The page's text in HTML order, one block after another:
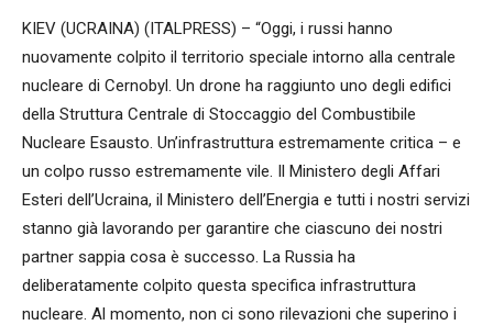
KIEV (UCRAINA) (ITALPRESS) – “Oggi, i russi hanno
nuovamente colpito il territorio speciale intorno alla centrale
nucleare di Cernobyl. Un drone ha raggiunto uno degli edifici
della Struttura Centrale di Stoccaggio del Combustibile
Nucleare Esausto. Un’infrastruttura estremamente critica – e
un colpo russo estremamente vile. Il Ministero degli Affari
Esteri dell’Ucraina, il Ministero dell’Energia e tutti i nostri servizi
stanno già lavorando per garantire che ciascuno dei nostri
partner sappia cosa è successo. La Russia ha
deliberatamente colpito questa specifica infrastruttura
nucleare. Al momento, non ci sono rilevazioni che superino i